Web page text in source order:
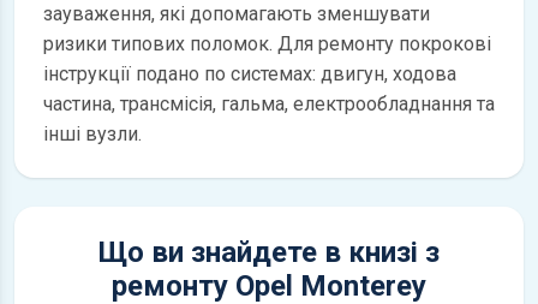
зауваження, які допомагають зменшувати
ризики типових поломок. Для ремонту покрокові
інструкції подано по системах: двигун, ходова
частина, трансмісія, гальма, електрообладнання та
інші вузли.
Що ви знайдете в книзі з
ремонту Opel Monterey